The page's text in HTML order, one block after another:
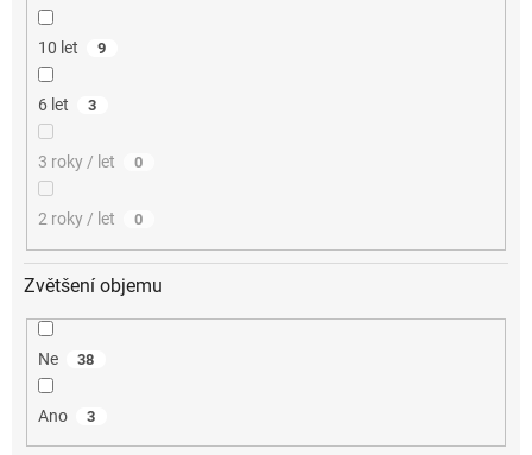
10 let 9
6 let 3
3 roky / let 0
2 roky / let 0
Zvětšení objemu
Ne 38
Ano 3